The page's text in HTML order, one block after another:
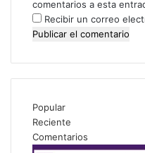
comentarios a esta
Recibir un correo
Popular
Reciente
Comentarios